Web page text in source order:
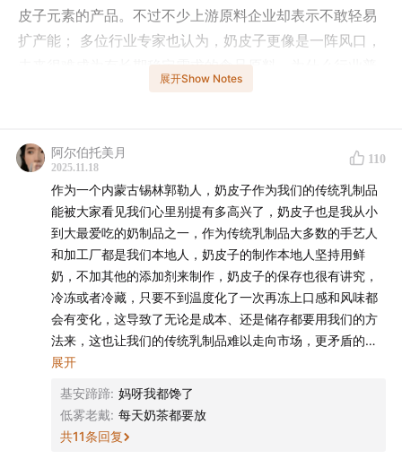
皮子元素的产品。不过不少上游原料企业却表示不敢轻易
扩产能； 多位行业专家也认为，奶皮子更像是一阵风口，
未来很难成为有长期稳定需求的食品原料。为什么行业普
子是「传统食材」还是「社交媒体时代的新发现呢」？在
评论区和我们一起聊聊吧。
本期还有关于京东与淘宝、瑞幸咖啡、携程和杰夫·贝索斯
的新动态01:57，欢迎收听！
Mengyi
幕后制作
监制：Zelin、Stella
展开Show Notes
阿尔伯托美月
2025.11.18
110
作为一个内蒙古锡林郭勒人，奶皮子作为我们的传统乳制品
能被大家看见我们心里别提有多高兴了，奶皮子也是我从小
到大最爱吃的奶制品之一，作为传统乳制品大多数的手艺人
和加工厂都是我们本地人，奶皮子的制作本地人坚持用鲜
奶，不加其他的添加剂来制作，奶皮子的保存也很有讲究，
冷冻或者冷藏，只要不到温度化了一次再冻上口感和风味都
会有变化，这导致了无论是成本、还是储存都要用我们的方
法来，这也让我们的传统乳制品难以走向市场，更矛盾的是
对于很多传统的手工艺人对于奶皮子制作方式的执念，用其
到一个平衡点，让我们看来奶皮子不失真，不是简单的为了
迎合市场做出的快销产品，并且能被更多人喜爱的食品，奶
皮子在我们的观念里是健康的，有民族特色的传承的，这次
展开
基安蹄蹄: 妈呀我都馋了
低雾老戴: 每天奶茶都要放
共11条回复